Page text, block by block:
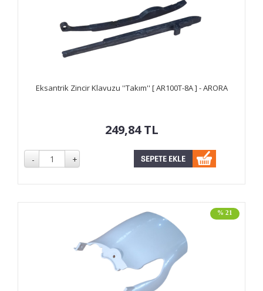
Eksantrik Zincir Klavuzu ''Takım'' [ AR100T-8A ] - ARORA
249,84TL
% 21